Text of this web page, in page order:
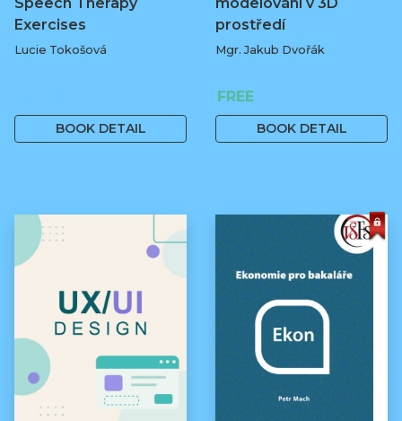
Exercises
Lucie Tokošová
BOOK DETAIL
prostředí
Mgr. Jakub Dvořák
FREE
BOOK DETAIL